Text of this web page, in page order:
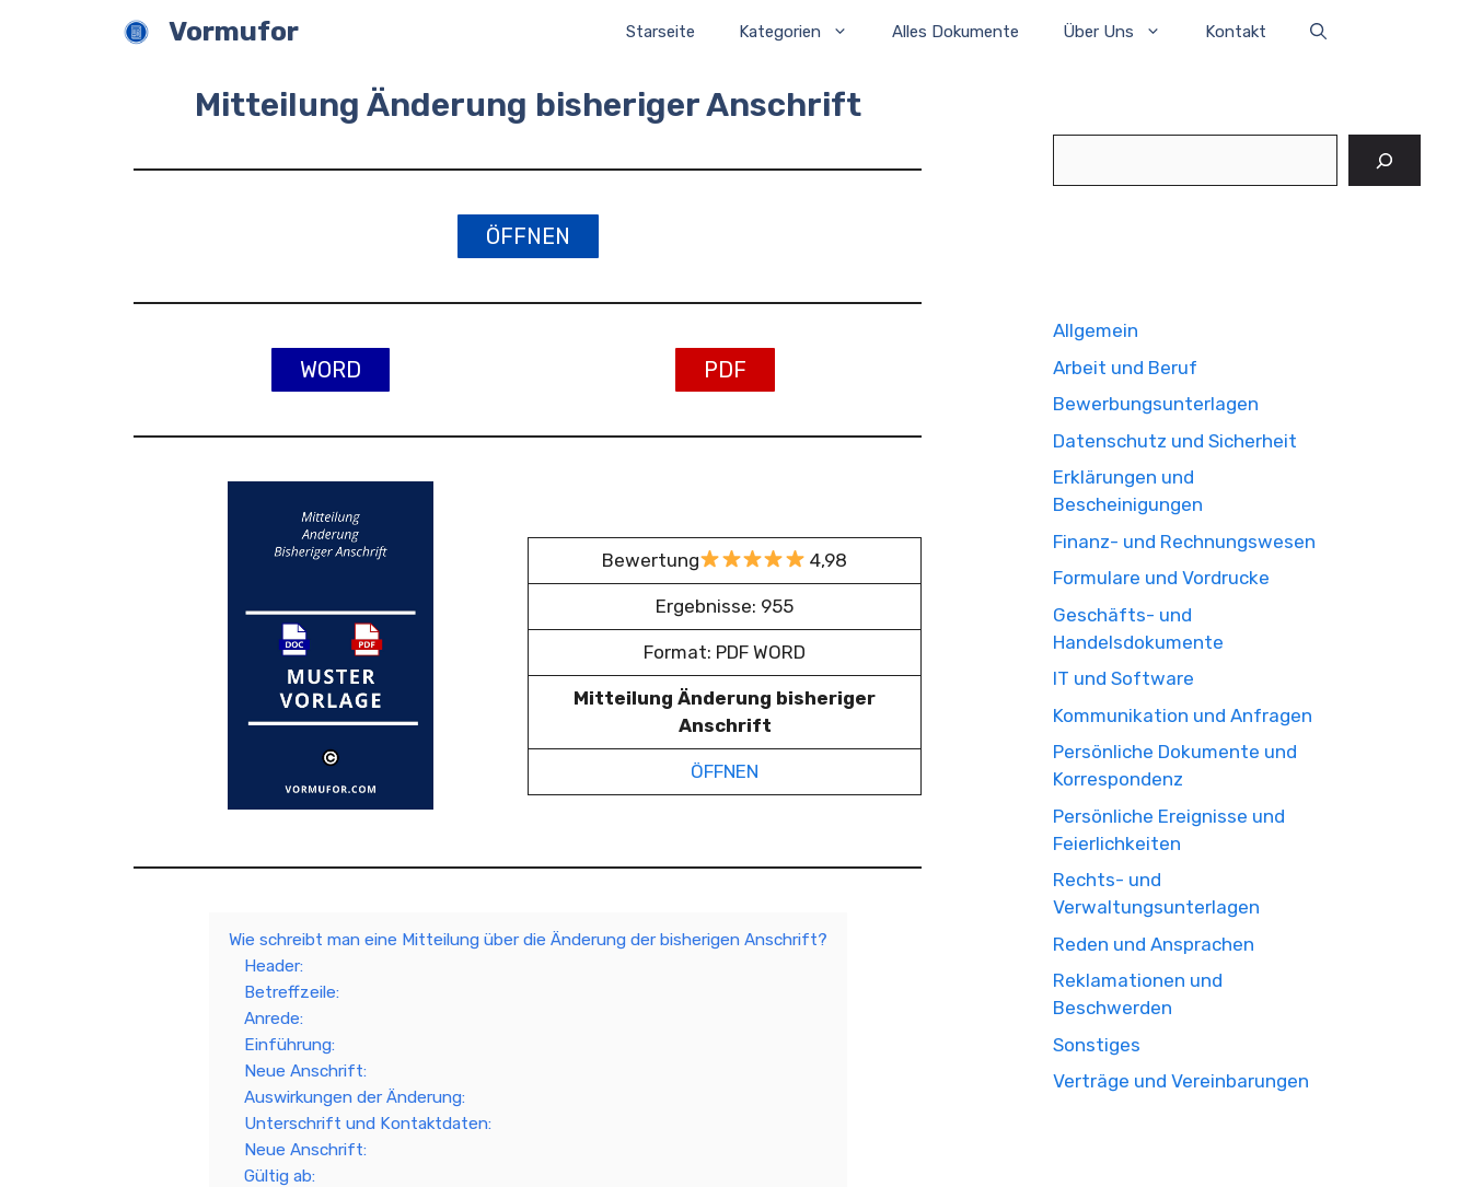
Vormufor Starseite Kategorien Alles Dokumente Über Uns Kontakt
Mitteilung Änderung bisheriger Anschrift
ÖFFNEN
WORD PDF
Bewertung 4,98
Ergebnisse: 955
Format: PDF WORD
Mitteilung Änderung bisheriger
Anschrift
ÖFFNEN
Wie schreibt man eine Mitteilung über die Änderung der bisherigen Anschrift?
Header:
Betreffzeile:
Anrede:
Einführung:
Neue Anschrift:
Auswirkungen der Änderung:
Unterschrift und Kontaktdaten:
Neue Anschrift:
Gültig ab:
Allgemein
Arbeit und Beruf
Bewerbungsunterlagen
Datenschutz und Sicherheit
Erklärungen und
Bescheinigungen
Finanz- und Rechnungswesen
Formulare und Vordrucke
Geschäfts- und
Handelsdokumente
IT und Software
Kommunikation und Anfragen
Persönliche Dokumente und
Korrespondenz
Persönliche Ereignisse und
Feierlichkeiten
Rechts- und
Verwaltungsunterlagen
Reden und Ansprachen
Reklamationen und
Beschwerden
Sonstiges
Verträge und Vereinbarungen